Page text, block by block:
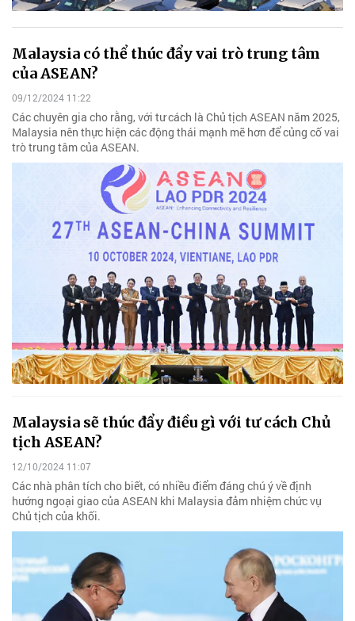
Malaysia có thể thúc đẩy vai trò trung tâm
của ASEAN?
09/12/2024 11:22
Các chuyên gia cho rằng, với tư cách là Chủ tịch ASEAN năm 2025,
Malaysia nên thực hiện các động thái mạnh mẽ hơn để củng cố vai
trò trung tâm của ASEAN.
Malaysia sẽ thúc đẩy điều gì với tư cách Chủ
tịch ASEAN?
12/10/2024 11:07
Các nhà phân tích cho biết, có nhiều điểm đáng chú ý về định
hướng ngoại giao của ASEAN khi Malaysia đảm nhiệm chức vụ
Chủ tịch của khối.